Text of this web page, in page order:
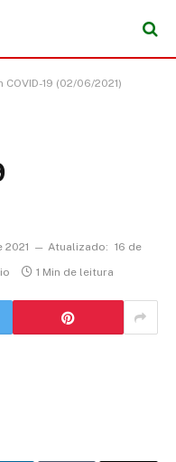
COVID-19 (02/06/2021)
2021 Atualizado: 16 de
1 Min de leitura